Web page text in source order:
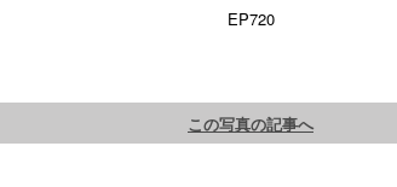
EP720
この写真の記事へ